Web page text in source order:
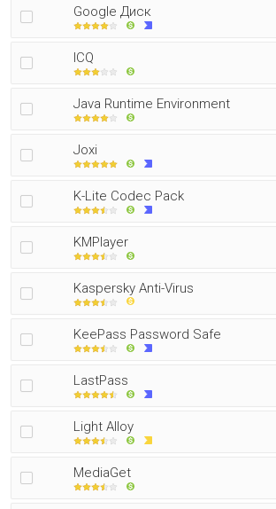
Google Диск
ICQ
Java Runtime Environment
Joxi
K-Lite Codec Pack
KMPlayer
Kaspersky Anti-Virus
KeePass Password Safe
LastPass
Light Alloy
MediaGet